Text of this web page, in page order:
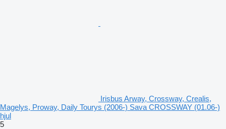
Irisbus Arway, Crossway, Crealis,
Magelys, Proway, Daily Tourys (2006-) Sava CROSSWAY (01.06-)
hjul
5